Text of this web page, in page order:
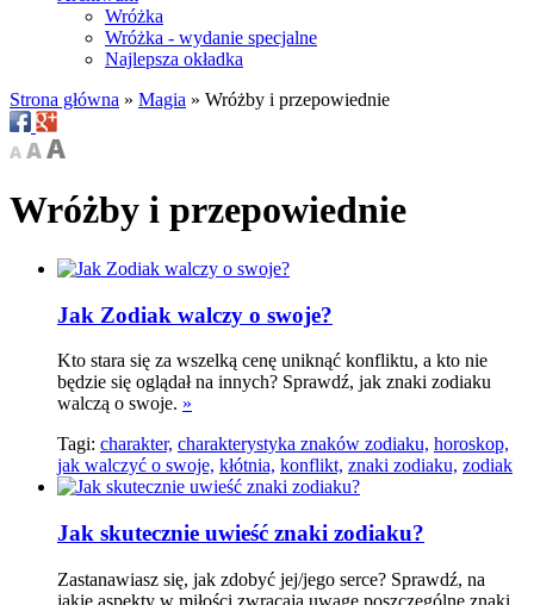
Wróżka
Wróżka - wydanie specjalne
Najlepsza okładka
Strona główna » Magia » Wróżby i przepowiednie
Wróżby i przepowiednie
Jak Zodiak walczy o swoje?
Kto stara się za wszelką cenę uniknąć konfliktu, a kto nie
będzie się oglądał na innych? Sprawdź, jak znaki zodiaku
walczą o swoje. »
Tagi: charakter, charakterystyka znaków zodiaku, horoskop,
jak walczyć o swoje, kłótnia, konflikt, znaki zodiaku, zodiak
Jak skutecznie uwieść znaki zodiaku?
Zastanawiasz się, jak zdobyć jej/jego serce? Sprawdź, na
jakie aspekty w miłości zwracają uwagę poszczególne znaki